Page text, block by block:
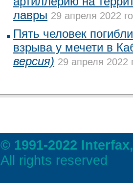
лавры 29 апреля 2022
Пять человек
взрыва у мечети в
версия) 29 апреля 2022
© 1991-2022
All rights reserved